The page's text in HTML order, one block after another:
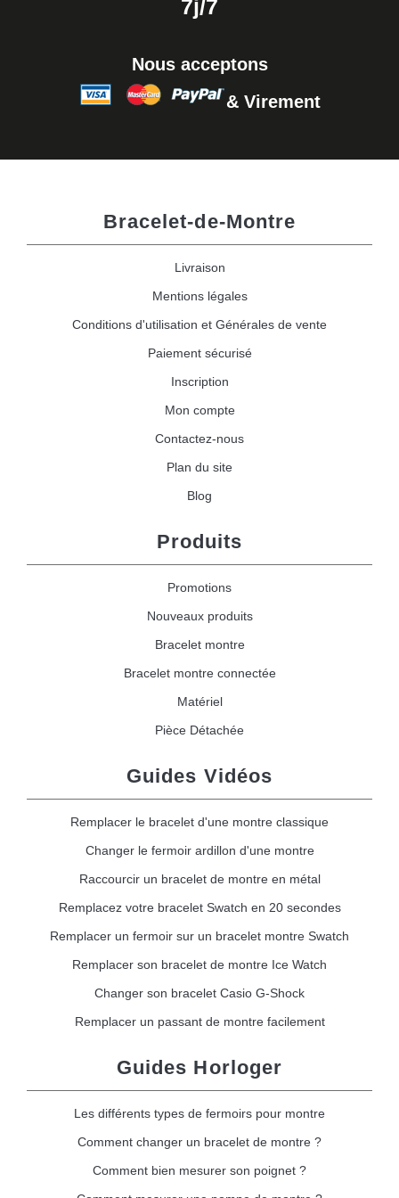
7j/7
Nous acceptons
& Virement
Bracelet-de-Montre
Livraison
Mentions légales
Conditions d'utilisation et Générales de vente
Paiement sécurisé
Inscription
Mon compte
Contactez-nous
Plan du site
Blog
Produits
Promotions
Nouveaux produits
Bracelet montre
Bracelet montre connectée
Matériel
Pièce Détachée
Guides Vidéos
Remplacer le bracelet d'une montre classique
Changer le fermoir ardillon d'une montre
Raccourcir un bracelet de montre en métal
Remplacez votre bracelet Swatch en 20 secondes
Remplacer un fermoir sur un bracelet montre Swatch
Remplacer son bracelet de montre Ice Watch
Changer son bracelet Casio G-Shock
Remplacer un passant de montre facilement
Guides Horloger
Les différents types de fermoirs pour montre
Comment changer un bracelet de montre ?
Comment bien mesurer son poignet ?